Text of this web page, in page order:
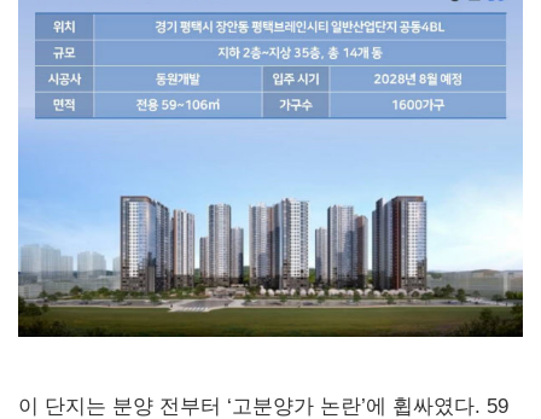
이 단지는 분양 전부터 ‘고분양가 논란’에 휩싸였다. 59